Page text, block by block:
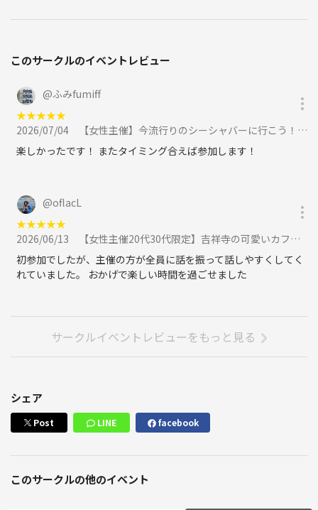
このサークルのイベントレビュー
@ふみfumiff
★★★★★
2026/07/04
【女性主催】今流行りのシーシャバーに行こう！20代30代限定🍎🎈🎀に参加
楽しかったです！ またタイミング合えば参加します！
@oflacL
★★★★★
2026/06/13
【女性主催20代30代限定】吉祥寺の可愛いカフェに行こう！おすすめはクリームソーダ🎀🎈🌹に参加
初参加でしたが、主催の方が全員に話を振って話しやすくしてく
れていました。 おかげで楽しい時間を過ごせました
サークルイベントレビューをもっと見る
シェア
Post LINE facebook
このサークルの他のイベント